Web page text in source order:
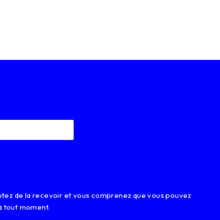
de la recevoir et vous comprenez que vous pouvez
tout moment.